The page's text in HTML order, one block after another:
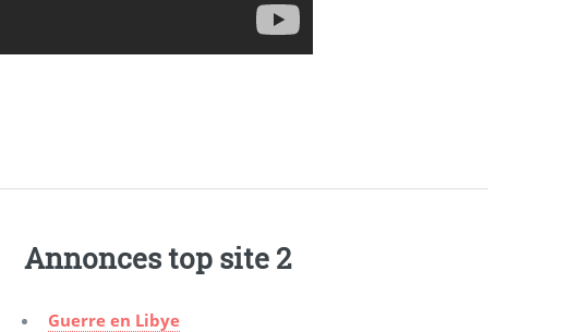
Annonces top site 2
Guerre en Libye